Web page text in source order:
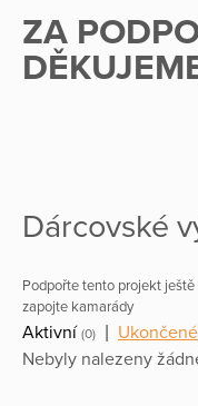
ZA
Dárcovské
Podpořte tento projekt ještě
zapojte kamarády
Aktivní (0) Ukončené
Nebyly nalezeny